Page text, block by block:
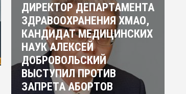
ДИРЕКТОР ДЕПАРТАМЕНТА
ЗДРАВООХРАНЕНИЯ ХМАО,
КАНДИДАТ МЕДИЦИНСКИХ
НАУК АЛЕКСЕЙ
ДОБРОВОЛЬСКИЙ
ВЫСТУПИЛ ПРОТИВ
ЗАПРЕТА АБОРТОВ